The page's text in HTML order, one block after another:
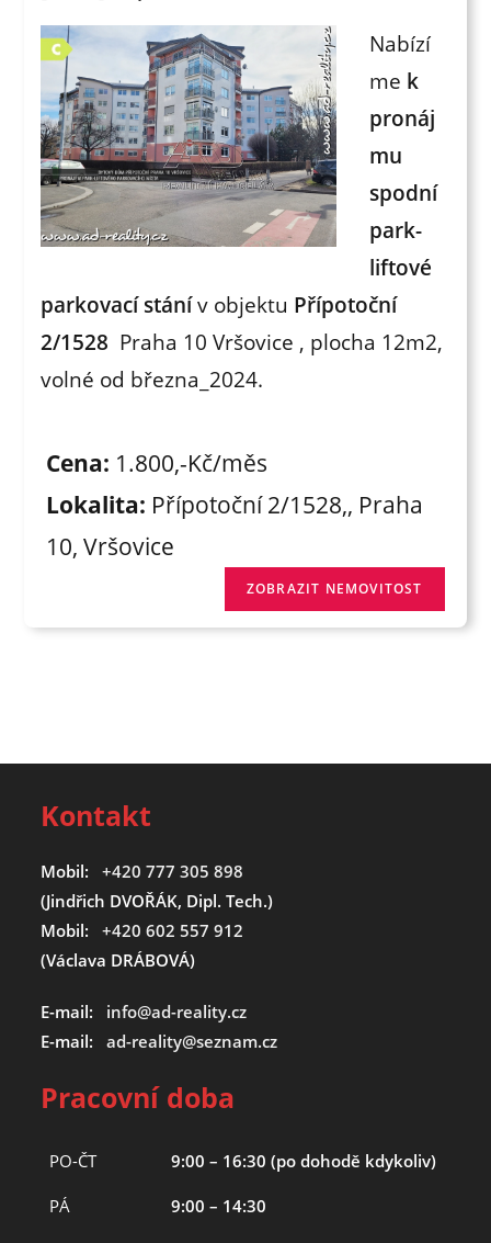
Nabízí
me k
pronáj
mu
spodní
park-
liftové
parkovací stánív objektu Přípotoční
2/1528 Praha 10 Vršovice , plocha 12m2,
volné od března_2024.
Cena: 1.800,-Kč/měs
Lokalita: Přípotoční 2/1528,, Praha
10, Vršovice
Kontakt
Mobil:+420 777 305 898
(Jindřich DVOŘÁK, Dipl. Tech.)
Mobil:+420 602 557 912
(Václava DRÁBOVÁ)
E-mail: info@ad-reality.cz
E-mail:ad-reality@seznam.cz
Pracovní doba
PO-ČT 9:00 – 16:30 (po dohodě kdykoliv)
PÁ 9:00 – 14:30